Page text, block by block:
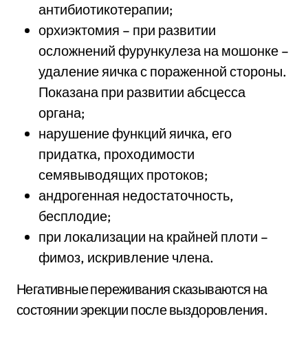
антибиотикотерапии;
орхиэктомия – при развитии
осложнений фурункулеза на мошонке –
удаление яичка с пораженной стороны.
Показана при развитии абсцесса
органа;
нарушение функций яичка, его
придатка, проходимости
семявыводящих протоков;
андрогенная недостаточность,
бесплодие;
при локализации на крайней плоти –
фимоз, искривление члена.
Негативные переживания сказываются на
состоянии эрекции после выздоровления.